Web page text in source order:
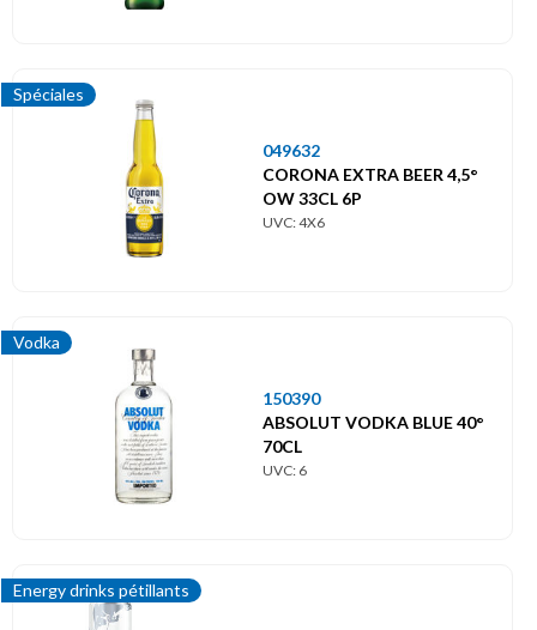
Spéciales
049632
CORONA EXTRA BEER 4,5°
OW 33CL 6P
UVC: 4X6
Vodka
150390
ABSOLUT VODKA BLUE 40°
70CL
UVC: 6
Energy drinks pétillants